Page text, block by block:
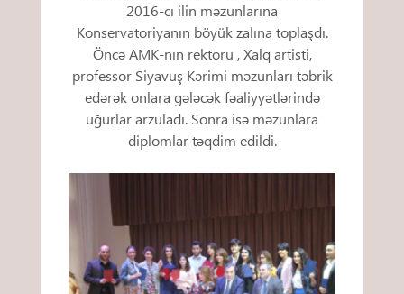
2016-cı ilin məzunlarına
Konservatoriyanın böyük zalına toplaşdı.
Öncə AMK-nın rektoru , Xalq artisti,
professor Siyavuş Kərimi məzunları təbrik
edərək onlara gələcək fəaliyyətlərində
uğurlar arzuladı. Sonra isə məzunlara
diplomlar təqdim edildi.